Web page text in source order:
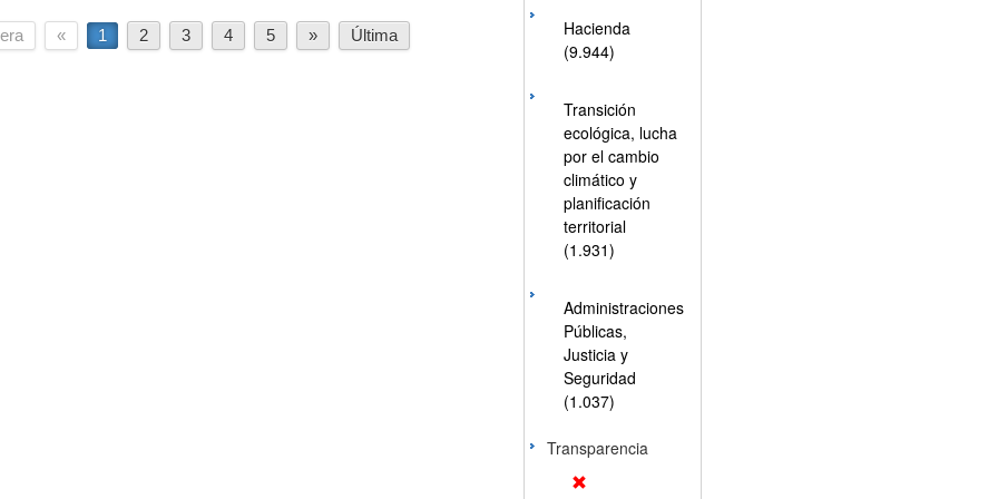
« 1 2 3 4 5 » Última
Hacienda
(9.944)
Transición
ecológica, lucha
por el cambio
climático y
planificación
territorial
(1.931)
Administraciones
Públicas,
Justicia y
Seguridad
(1.037)
Transparencia